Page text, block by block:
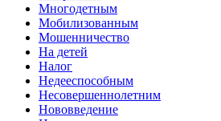
Многодетным
Мобилизованным
Мошенничество
На детей
Налог
Недееспособным
Несовершеннолетним
Нововведение